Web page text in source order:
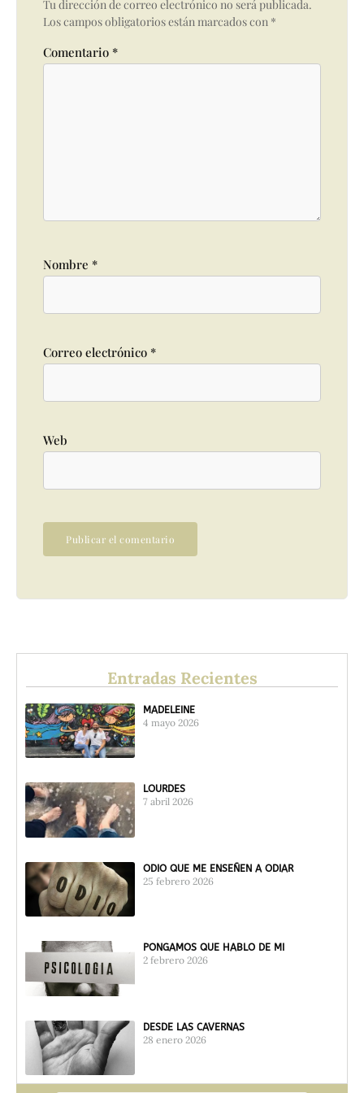
Tu dirección de correo electrónico no será publicada.
Los campos obligatorios están marcados con *
Comentario *
Nombre *
Correo electrónico *
Web
Entradas Recientes
MADELEINE
4 mayo 2026
LOURDES
7 abril 2026
ODIO QUE ME ENSEÑEN A ODIAR
25 febrero 2026
PONGAMOS QUE HABLO DE MI
2 febrero 2026
DESDE LAS CAVERNAS
28 enero 2026